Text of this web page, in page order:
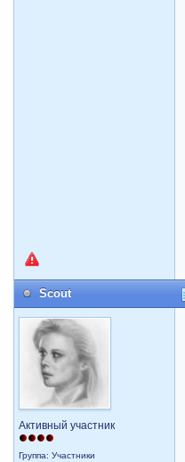
Scout
Активный участник
Группа: Участники